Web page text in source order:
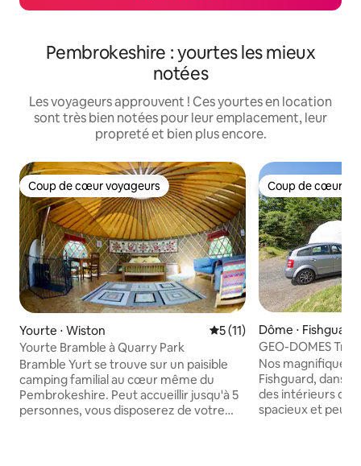
Pembrokeshire : yourtes les mieux
notées
Les voyageurs approuvent ! Ces yourtes en location
sont très bien notées pour leur emplacement, leur
propreté et bien plus encore.
Coup de cœur voyageurs
Coup de cœur voyageurs
Yourte ⋅ Wiston Évaluation moyenne sur la
5 (11)
Yourte Bramble à Quarry Park
Bramble Yurt se trouve sur un paisible
camping familial au cœur même du
Pembrokeshire. Peut accueillir jusqu'à 5
personnes, vous disposerez de votre
Coup de cœur
Coup de cœur
Dôme ⋅ Fishguard
GEO-DOMES
Camping et
Nos magnifiques
Fishguard, dans
des intérieurs
spacieux et